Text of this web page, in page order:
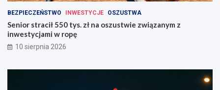
BEZPIECZEŃSTWO INWESTYCJE OSZUSTWA
Senior stracił 550 tys. zł na oszustwie związanym z
inwestycjami w ropę
10 sierpnia 2026